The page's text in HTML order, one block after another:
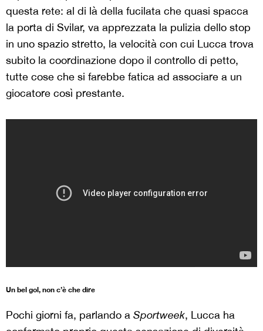
questa rete: al di là della fucilata che quasi spacca
la porta di Svilar, va apprezzata la pulizia dello stop
in uno spazio stretto, la velocità con cui Lucca trova
subito la coordinazione dopo il controllo di petto,
tutte cose che si farebbe fatica ad associare a un
giocatore così prestante.
Un bel gol, non c’è che dire
Pochi giorni fa, parlando a Sportweek, Lucca ha